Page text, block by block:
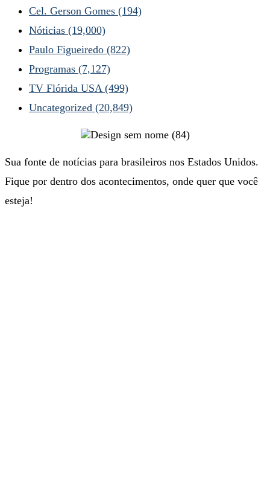
Cel. Gerson Gomes (194)
Nóticias (19,000)
Paulo Figueiredo (822)
Programas (7,127)
TV Flórida USA (499)
Uncategorized (20,849)
Sua fonte de notícias para brasileiros nos Estados Unidos.
Fique por dentro dos acontecimentos, onde quer que você
esteja!